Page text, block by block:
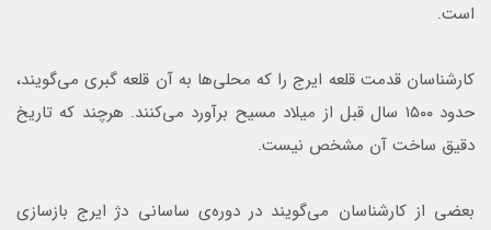
است.
کارشناسان قدمت قلعه ایرج را که محلی‌ها به آن قلعه گبری می‌گویند،‌
حدود ۱۵۰۰ سال قبل از میلاد مسیح برآورد می‌کنند. هرچند که تاریخ
دقیق ساخت آن مشخص نیست.
بعضی از کارشناسان می‌گویند در دوره‌ی ساسانی دژ ایرج بازسازی